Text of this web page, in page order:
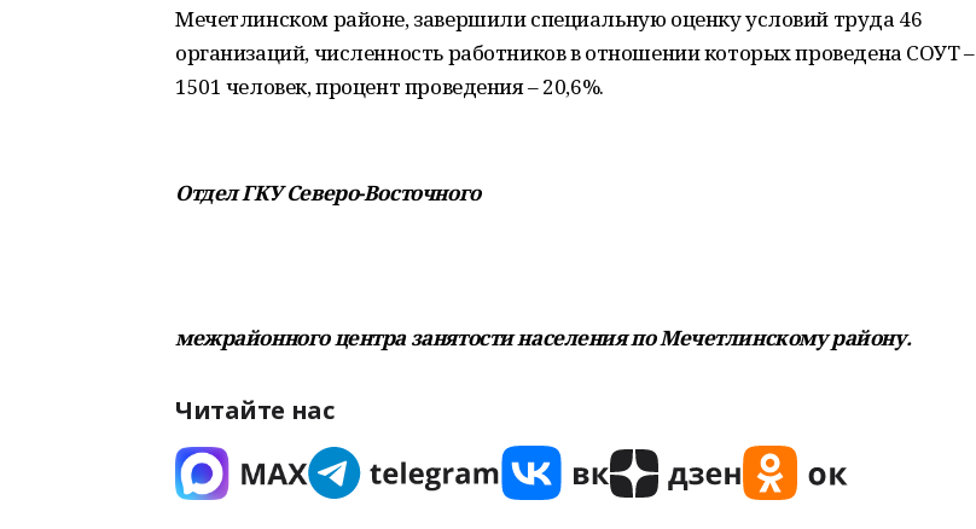
Мечетлинском районе, завершили специальную оценку условий труда 46
организаций, численность работников в отношении которых проведена СОУТ –
1501 человек, процент проведения – 20,6%.
Отдел ГКУ Северо-Восточного
межрайонного центра занятости населения по Мечетлинскому району.
Читайте нас